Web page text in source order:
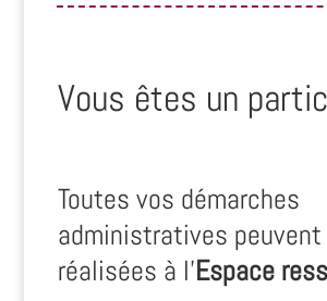
Vous êtes un
Toutes vos démarches
administratives
réalisées à l’Espace